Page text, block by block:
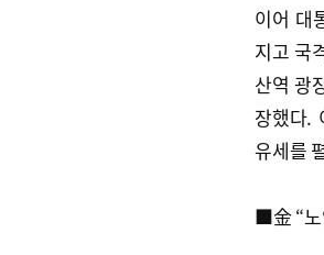
이어 대
지고 국
산역 광
장했다.
유세를
■金 “노